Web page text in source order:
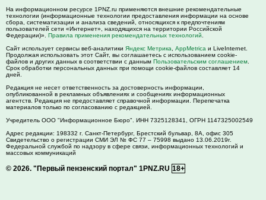
На информационном ресурсе 1PNZ.ru применяются внешние рекомендательные
технологии (информационные технологии предоставления информации на основе
сбора, систематизации и анализа сведений, относящихся к предпочтениям
пользователей сети «Интернет», находящихся на территории Российской
Федерации)». Правила применения рекомендательных технологий
Сайт использует сервисы веб-аналитики Яндекс Метрика AppMetrica и LiveInternet.
Продолжая использовать этот Сайт, вы соглашаетесь с использованием cookie-
файлов и других данных в соответствии с данным Пользовательским соглашением
Срок обработки персональных данных при помощи cookie-файлов составляет 14
дней.
Редакция не несет ответственность за достоверность информации,
опубликованной в рекламных объявлениях и сообщениях информационных
агентств. Редакция не предоставляет справочной информации. Перепечатка
материалов только по согласованию с редакцией.
Учредитель ООО "Информационное Бюро". ИНН 7325128341, ОГРН 1147325002549
Адрес редакции: 198332 г. Санкт-Петербург, Брестский бульвар, 8А, офис 305
Свидетельство о регистрации СМИ ЭЛ № ФС 77 – 75998 выдано 13.06.2019г.
Федеральной службой по надзору в сфере связи, информационных технологий и
массовых коммуникаций
© 2026. "Первый пензенский портал" 1PNZ.RU 18+